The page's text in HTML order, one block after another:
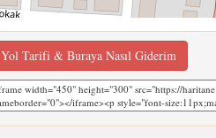
Yol Tarifi & Buraya Nasıl Giderim